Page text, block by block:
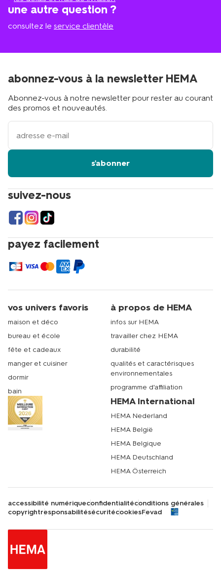
une autre question ?
consultez le service clientèle
suivez-nous
payez facilement
abonnez-vous à la newsletter HEMA
Abonnez-vous à notre newsletter pour rester au courant
des promos et nouveautés.
votre
adresse
s'abonner
vos univers favoris
maison et déco
bureau et école
fête et cadeaux
manger et cuisiner
dormir
bain
à propos de HEMA
infos sur HEMA
travailler chez HEMA
durabilité
qualités et caractérisques
environnementales
programme d'affiliation
HEMA International
HEMA Nederland
HEMA België
HEMA Belgique
HEMA Deutschland
HEMA Österreich
accessibilité numériqueconfidentialitéconditions générales
copyrightresponsabilitésécuritécookiesFevad